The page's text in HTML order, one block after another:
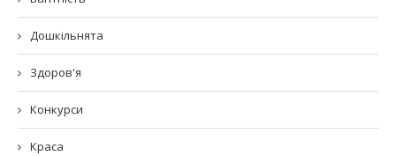
Дошкільнята
Здоров'я
Конкурси
Краса